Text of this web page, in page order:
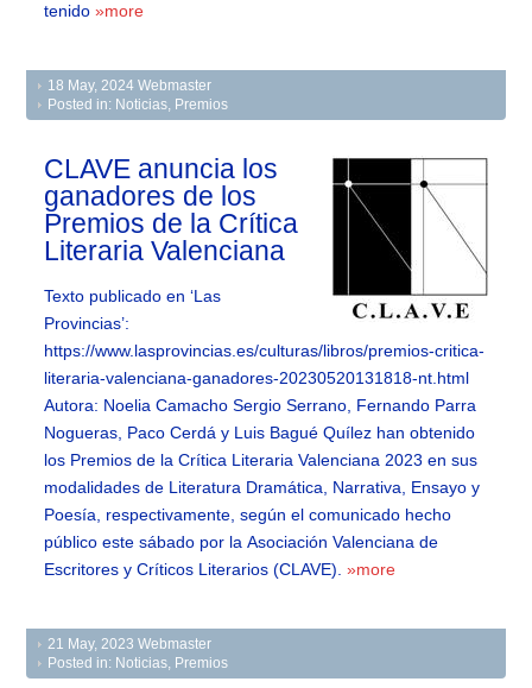
tenido»more
18 May, 2024 Webmaster
Posted in: Noticias Premios
CLAVE anuncia los
ganadores de los
Premios de la Crítica
Literaria Valenciana
Texto publicado en ‘Las
Provincias’:
https://www.lasprovincias.es/culturas/libros/premios-critica-
literaria-valenciana-ganadores-20230520131818-nt.html
Autora: Noelia Camacho Sergio Serrano, Fernando Parra
Nogueras, Paco Cerdá y Luis Bagué Quílez han obtenido
los Premios de la Crítica Literaria Valenciana 2023 en sus
modalidades de Literatura Dramática, Narrativa, Ensayo y
Poesía, respectivamente, según el comunicado hecho
público este sábado por la Asociación Valenciana de
Escritores y Críticos Literarios (CLAVE).»more
21 May, 2023 Webmaster
Posted in: Noticias Premios